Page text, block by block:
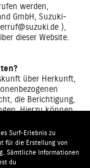
werden,
GmbH, Suzuki-
),
dieser Website.
über Herkunft,
die Berichtigung,
Hierzu können
zu den erfassten
möchten.
Surf-Erlebnis zu
für die Erstellung von
Sämtliche Informationen
du